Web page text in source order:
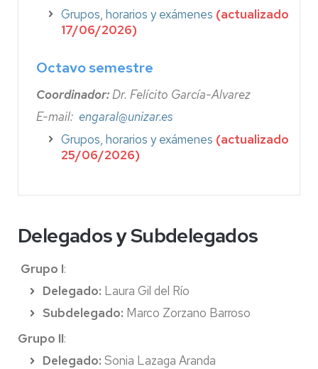
Grupos, horarios y exámenes (actualizado
17/06/2026)
Octavo semestre
Coordinador:Dr. Felícito García-Alvarez
E-mail: engaral@unizar.es
Grupos, horarios y exámenes (actualizado
25/06/2026)
Delegados y Subdelegados
Grupo I:
Delegado: Laura Gil del Río
Subdelegado: Marco Zorzano Barroso
Grupo II:
Delegado: Sonia Lazaga Aranda